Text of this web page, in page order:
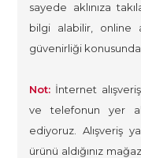
sayede aklınıza
bilgi alabilir, online
güvenirliği konusunda
Not: İnternet
ve telefonun yer
ediyoruz. Alışveriş
ürünü aldığınız